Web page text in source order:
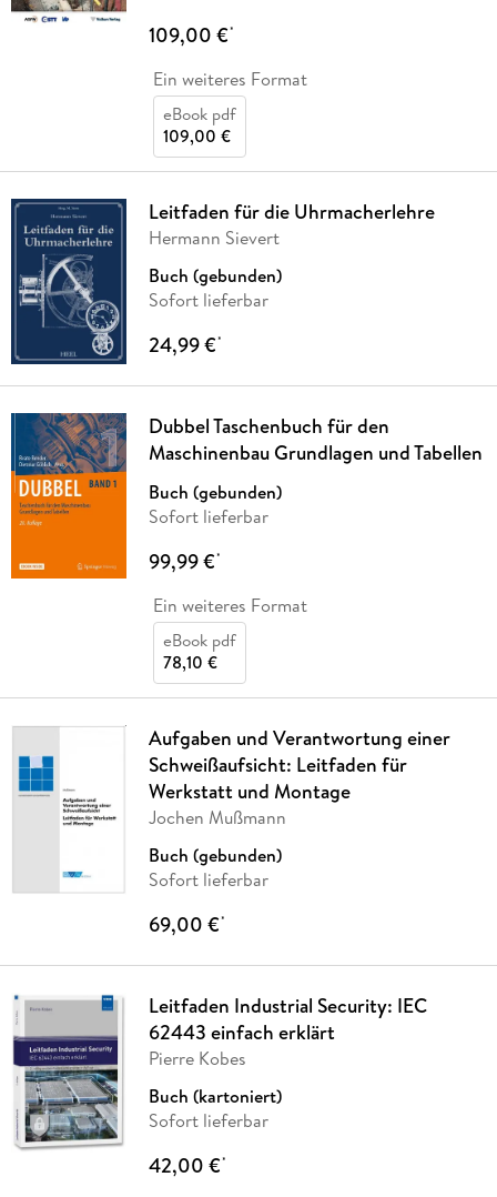
109,00 €*
Ein weiteres Format
eBook pdf
109,00 €
Leitfaden für die Uhrmacherlehre
Hermann Sievert
Buch (gebunden)
Sofort lieferbar
24,99 €*
Dubbel Taschenbuch für den
Maschinenbau Grundlagen und Tabellen
Buch (gebunden)
Sofort lieferbar
99,99 €*
Ein weiteres Format
eBook pdf
78,10 €
Aufgaben und Verantwortung einer
Schweißaufsicht: Leitfaden für
Werkstatt und Montage
Jochen Mußmann
Buch (gebunden)
Sofort lieferbar
69,00 €*
Leitfaden Industrial Security: IEC
62443 einfach erklärt
Pierre Kobes
Buch (kartoniert)
Sofort lieferbar
42,00 €*